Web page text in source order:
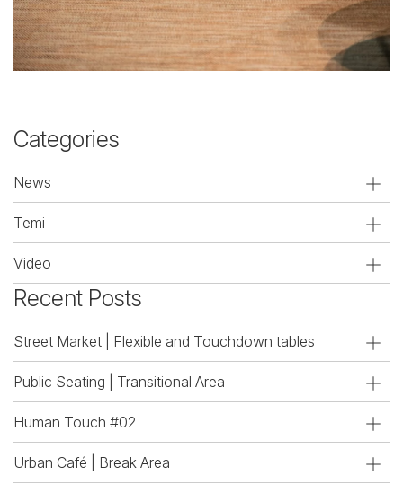
Categories
News
Temi
Video
Recent Posts
Street Market | Flexible and Touchdown tables
Public Seating | Transitional Area
Human Touch #02
Urban Café | Break Area